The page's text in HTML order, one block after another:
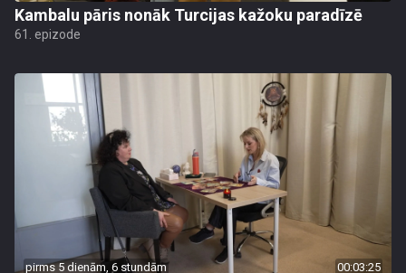
Kambalu pāris nonāk Turcijas kažoku paradīzē
61. epizode
pirms 5 dienām, 6 stundām 00:03:25